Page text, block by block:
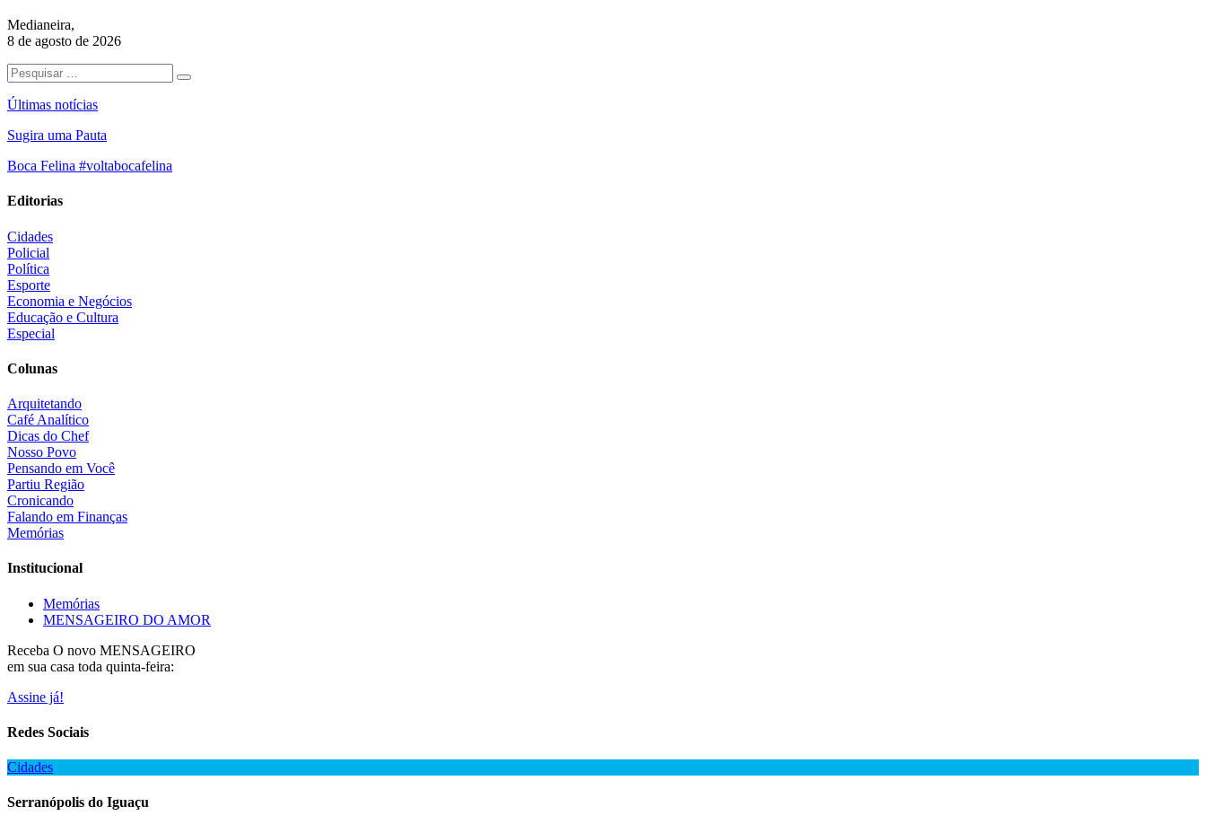
Medianeira,
8 de agosto de 2026
Últimas notícias
Sugira uma Pauta
Boca Felina #voltabocafelina
Editorias
Cidades
Policial
Política
Esporte
Economia e Negócios
Educação e Cultura
Especial
Colunas
Arquitetando
Café Analítico
Dicas do Chef
Nosso Povo
Pensando em Você
Partiu Região
Cronicando
Falando em Finanças
Memórias
Institucional
Memórias
MENSAGEIRO DO AMOR
Receba O novo MENSAGEIRO
em sua casa toda quinta-feira:
Assine já!
Redes Sociais
Cidades
Serranópolis do Iguaçu